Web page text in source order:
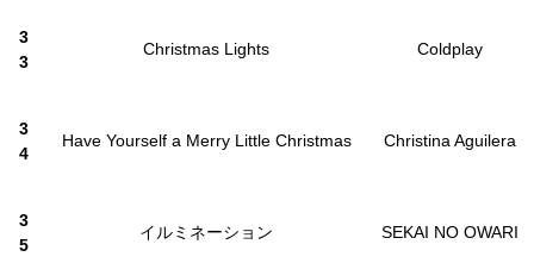
3
3
Christmas Lights Coldplay
3
4
Have Yourself a Merry Little Christmas Christina Aguilera
3
5
イルミネーション SEKAI NO OWARI